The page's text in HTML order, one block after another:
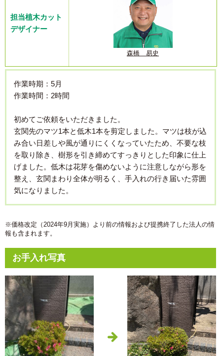
担当植木カット
デザイナー
森橋 易史
作業時期：5月
作業時間：2時間
初めてご依頼をいただきました。
玄関先のマツ1本と低木1本を剪定しました。マツは枝が込
み合い日差しや風が通りにくくなっていたため、不要な枝
を取り除き、樹形を引き締めてすっきりとした印象に仕上
げました。低木は花芽を傷めないように注意しながら形を
整え、玄関まわり全体が明るく、手入れの行き届いた雰囲
気になりました。
※価格改定（2024年9月実施）より前の情報および提携終了した法人の情
報も含まれます。
お手入れ写真